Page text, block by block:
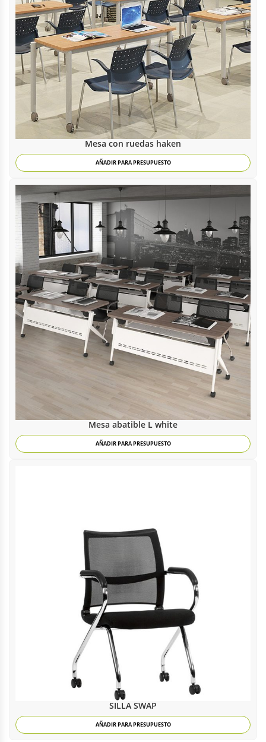
Mesa con ruedas haken
AÑADIR PARA PRESUPUESTO
Mesa abatible L white
AÑADIR PARA PRESUPUESTO
SILLA SWAP
AÑADIR PARA PRESUPUESTO